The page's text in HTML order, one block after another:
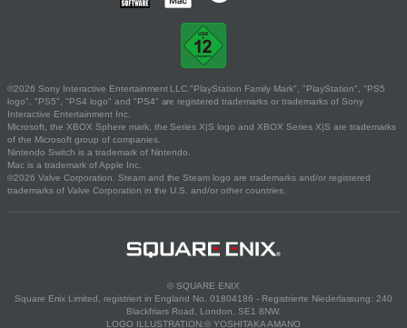
©2026 Sony Interactive Entertainment LLC."PlayStation Family Mark", "PlayStation", "PS5
logo", "PS5", "PS4 logo" and "PS4" are registered trademarks or trademarks of Sony
Interactive Entertainment Inc.
Microsoft, the XBOX Sphere mark, the Series X|S logo and XBOX Series X|S are trademarks
of the Microsoft group of companies.
Nintendo Switch is a trademark of Nintendo.
Mac is a trademark of Apple Inc.
©2026 Valve Corporation. Steam and the Steam logo are trademarks and/or registered
trademarks of Valve Corporation in the U.S. and/or other countries.
© SQUARE ENIX
Square Enix Limited, registriert in England No. 01804186 - Registrierte Niederlassung: 240
Blackfriars Road, London, SE1 8NW.
LOGO ILLUSTRATION:© YOSHITAKA AMANO